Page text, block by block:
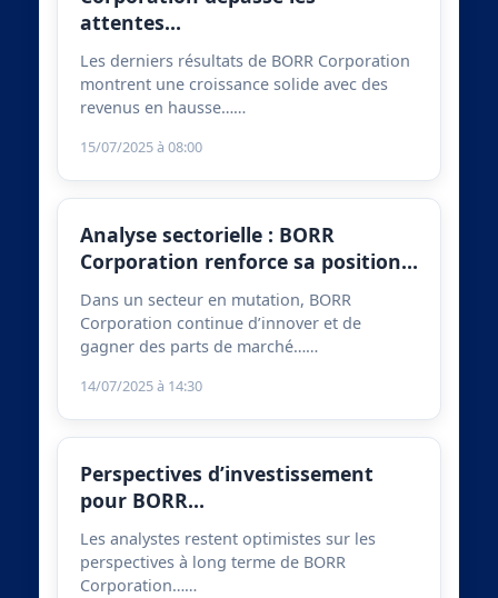
attentes…
Les derniers résultats de BORR Corporation
montrent une croissance solide avec des
revenus en hausse……
15/07/2025 à 08:00
Analyse sectorielle : BORR
Corporation renforce sa position…
Dans un secteur en mutation, BORR
Corporation continue d’innover et de
gagner des parts de marché……
14/07/2025 à 14:30
Perspectives d’investissement
pour BORR…
Les analystes restent optimistes sur les
perspectives à long terme de BORR
Corporation……